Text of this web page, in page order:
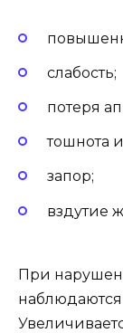
слабость;
потеря
тошнота
запор;
вздутие
При